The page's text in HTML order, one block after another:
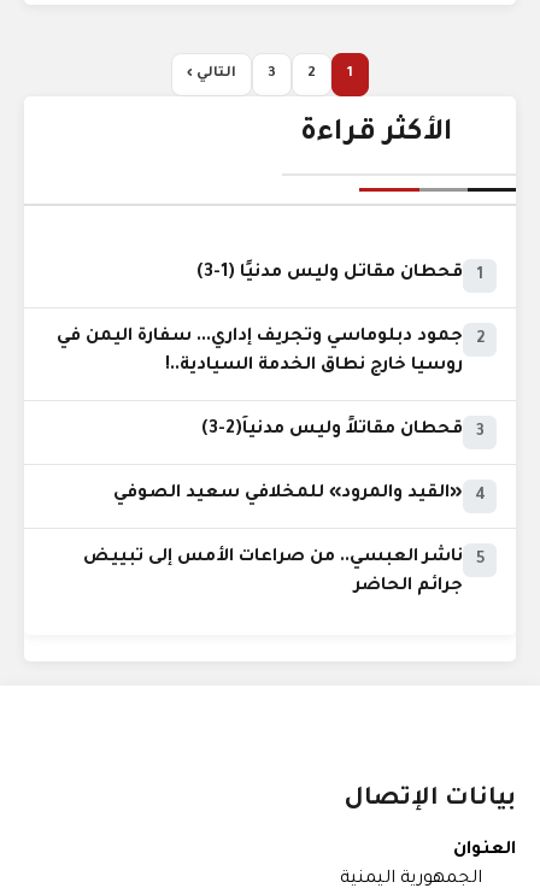
1
2
3 التالي ›
الأكثر قراءة
1 قحطان مقاتل وليس مدنيًا (1-3)
2
جمود دبلوماسي وتجريف إداري... سفارة اليمن في
روسيا خارج نطاق الخدمة السيادية..!
3 قحطان مقاتلاً وليس مدنياً(2-3)
4 «القيد والمرود» للمخلافي سعيد الصوفي
5
ناشر العبسي.. من صراعات الأمس إلى تبييض
جرائم الحاضر
بيانات الإتصال
العنوان
الجمهورية اليمنية